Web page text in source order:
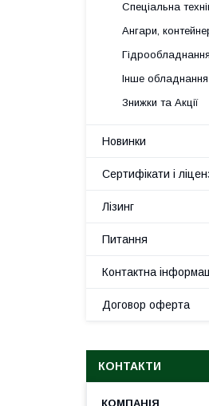
Спеціальна
Ангари,
Гідрообладнання
Інше обладнання
Знижки та Акції
Новинки
Сертифікати і
Лізинг
Питання
Контактна
Договор оферта
КОНТАКТИ